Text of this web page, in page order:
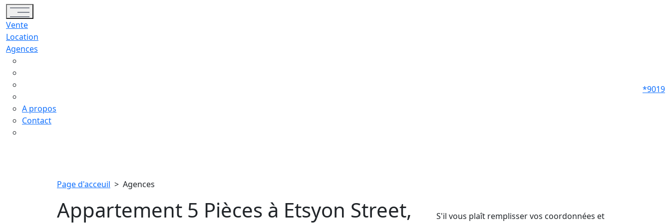
Toggle navigation
Vente
Location
Agences
A propos
Contact
*9019
Page d'acceuil > Agences
Appartement 5 Pièces à Etsyon Street,
S'il vous plaît remplisser vos coordonnées et